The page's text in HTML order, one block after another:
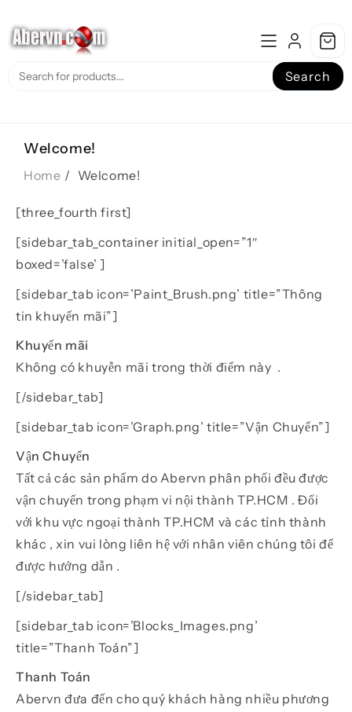
to
content
Search
Welcome!
Home Welcome!
[three_fourth first]
[sidebar_tab_container initial_open=”1″
boxed=’false’ ]
[sidebar_tab icon=’Paint_Brush.png’ title=”Thông
tin khuyến mãi”]
Khuyến mãi
Không có khuyễn mãi trong thời điểm này .
[/sidebar_tab]
[sidebar_tab icon=’Graph.png’ title=”Vận Chuyển”]
Vận Chuyển
Tất cả các sản phẩm do Abervn phân phối đều được
vận chuyển trong phạm vi nội thành TP.HCM . Đối
với khu vực ngoại thành TP.HCM và các tỉnh thành
khác , xin vui lòng liên hệ với nhân viên chúng tôi để
được hướng dẫn .
[/sidebar_tab]
[sidebar_tab icon=’Blocks_Images.png’
title=”Thanh Toán”]
Thanh Toán
Abervn đưa đến cho quý khách hàng nhiều phương